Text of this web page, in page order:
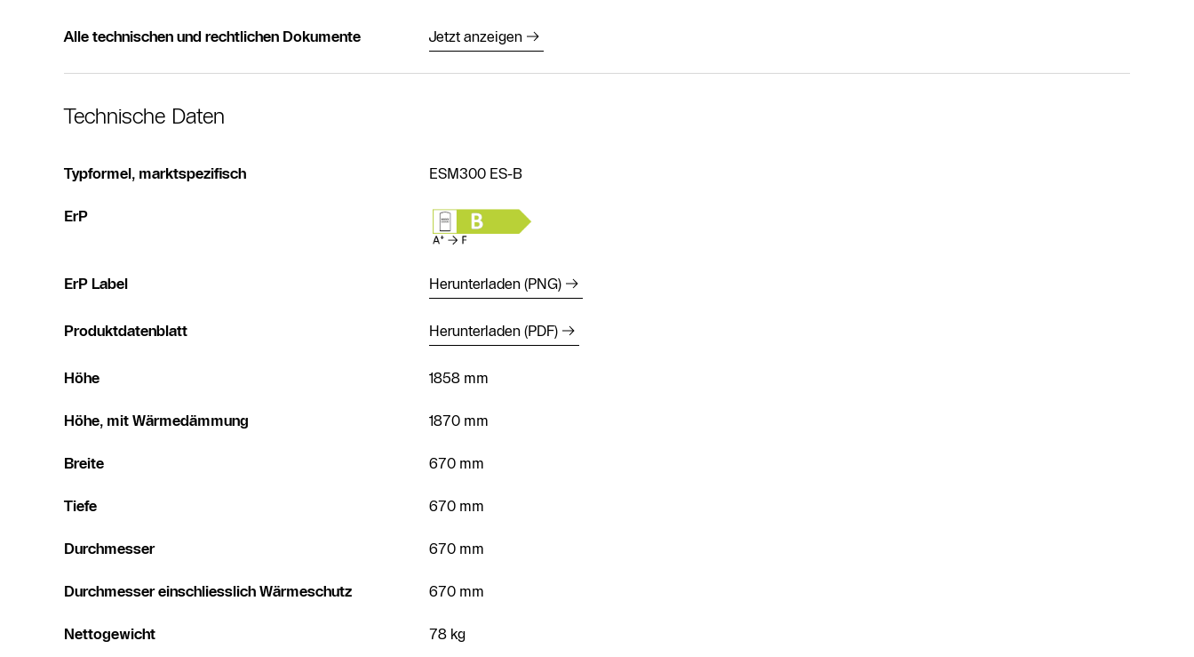
Alle technischen und rechtlichen Dokumente Jetzt anzeigen
Technische Daten
Typformel, marktspezifisch ESM300 ES-B
ErP
ErP Label Herunterladen (PNG)
Produktdatenblatt Herunterladen (PDF)
Höhe 1858 mm
Höhe, mit Wärmedämmung 1870 mm
Breite 670 mm
Tiefe 670 mm
Durchmesser 670 mm
Durchmesser einschliesslich Wärmeschutz 670 mm
Nettogewicht 78 kg